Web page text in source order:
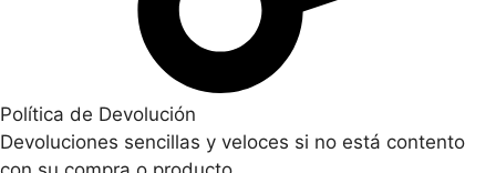
Política de Devolución
Devoluciones sencillas y veloces si no está contento